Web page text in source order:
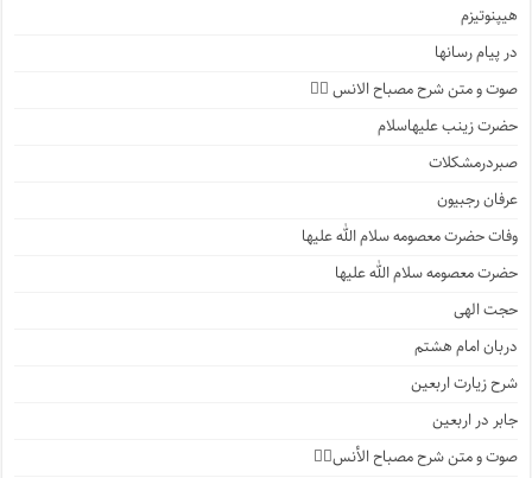
هیپنوتیزم
در پیام رسانها
صوت و متن شرح مصباح الانس ۵️⃣
حضرت زینب علیهاسلام
صبردرمشکلات
عرفان رجبیون
وفات حضرت معصومه سلام الله علیها
حضرت معصومه سلام الله علیها
حجت الهی
دربان امام هشتم
شرح زیارت اربعین
جابر در اربعین
صوت و متن شرح مصباح الأنس۴️⃣